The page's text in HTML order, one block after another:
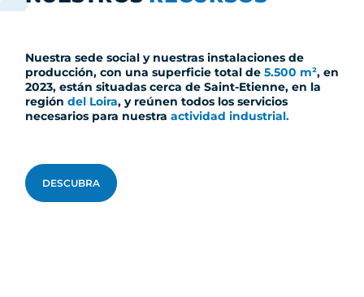
Nuestra sede social y nuestras instalaciones de
producción, con una superficie total de 5.500 m², en
2023, están situadas cerca de Saint-Etienne, en la
región del Loira, y reúnen todos los servicios
necesarios para nuestra actividad industrial.
DESCUBRA